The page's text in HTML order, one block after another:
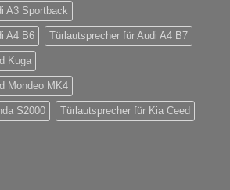
A3 Sportback
A4 B6 Türlautsprecher für Audi A4 B7
Kuga
Mondeo MK4
S2000 Türlautsprecher für Kia Ceed